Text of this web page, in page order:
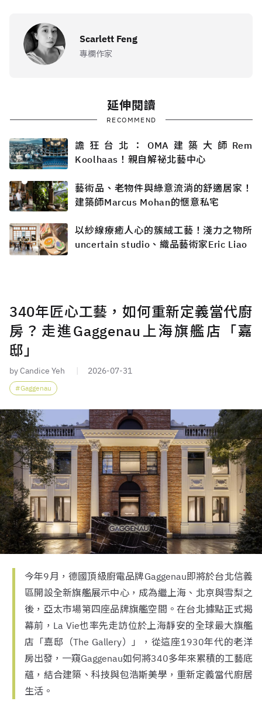
Scarlett Feng
專欄作家
延伸閱讀
RECOMMEND
譫狂台北：OMA建築大師Rem
Koolhaas！親自解祕北藝中心
藝術品、老物件與綠意流淌的舒適居家！
建築師Marcus Mohan的愜意私宅
以紗線療癒人心的簇絨工藝！淺力之物所
uncertain studio、織品藝術家Eric Liao
340年匠心工藝，如何重新定義當代廚
房？走進Gaggenau上海旗艦店「嘉
邸」
by Candice Yeh 2026-07-31
Gaggenau
今年9月，德國頂級廚電品牌Gaggenau即將於台北信義
區開設全新旗艦展示中心，成為繼上海、北京與雪梨之
後，亞太市場第四座品牌旗艦空間。在台北據點正式揭
幕前，La Vie也率先走訪位於上海靜安的全球最大旗艦
店「嘉邸（The Gallery）」，從這座1930年代的老洋
房出發，一窺Gaggenau如何將340多年來累積的工藝底
蘊，結合建築、科技與包浩斯美學，重新定義當代廚居
生活。